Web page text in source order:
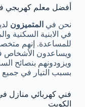
أفضل معلم كهربجي
نحن في المتميزون
في الابنية السكنية
للمساعدة. إنهم
ويساعدون الأشخاص
ويزودونهم بنصائح
بسبب التيار في جميع
فني كهربائي منازل
الكويت